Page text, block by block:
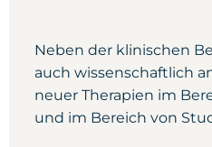
Neben der klinischen
auch wissenschaftlich
neuer Therapien im
und im Bereich von